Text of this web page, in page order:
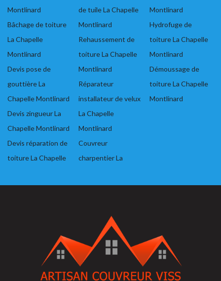
Montlinard
Bâchage de toiture
La Chapelle
Montlinard
Devis pose de
gouttière La
Chapelle Montlinard
Devis zingueur La
Chapelle Montlinard
Devis réparation de
toiture La Chapelle
de tuile La Chapelle
Montlinard
Rehaussement de
toiture La Chapelle
Montlinard
Réparateur
installateur de velux
La Chapelle
Montlinard
Couvreur
charpentier La
Montlinard
Hydrofuge de
toiture La Chapelle
Montlinard
Démoussage de
toiture La Chapelle
Montlinard